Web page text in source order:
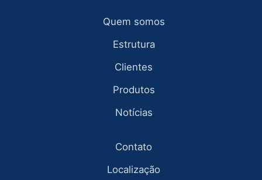
Quem somos
Estrutura
Clientes
Produtos
Notícias
Contato
Localização